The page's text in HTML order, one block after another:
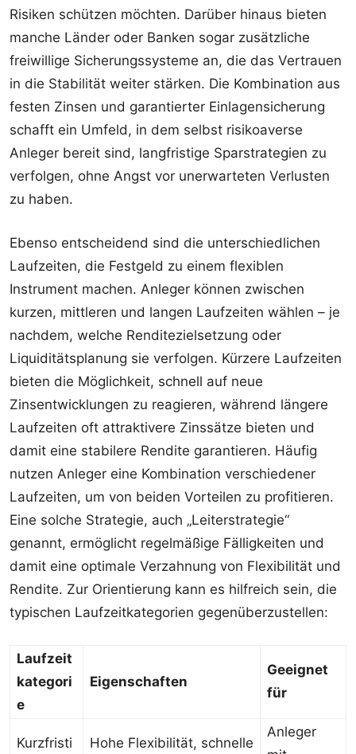
Risiken schützen möchten. Darüber hinaus bieten
manche Länder oder Banken sogar zusätzliche
freiwillige Sicherungssysteme an, die das Vertrauen
in die Stabilität weiter stärken. Die Kombination aus
festen Zinsen und garantierter Einlagensicherung
schafft ein Umfeld, in dem selbst risikoaverse
Anleger bereit sind, langfristige Sparstrategien zu
verfolgen, ohne Angst vor unerwarteten Verlusten
zu haben.
Ebenso entscheidend sind die unterschiedlichen
Laufzeiten, die Festgeld zu einem flexiblen
Instrument machen. Anleger können zwischen
kurzen, mittleren und langen Laufzeiten wählen – je
nachdem, welche Renditezielsetzung oder
Liquiditätsplanung sie verfolgen. Kürzere Laufzeiten
bieten die Möglichkeit, schnell auf neue
Zinsentwicklungen zu reagieren, während längere
Laufzeiten oft attraktivere Zinssätze bieten und
damit eine stabilere Rendite garantieren. Häufig
nutzen Anleger eine Kombination verschiedener
Laufzeiten, um von beiden Vorteilen zu profitieren.
Eine solche Strategie, auch „Leiterstrategie“
genannt, ermöglicht regelmäßige Fälligkeiten und
damit eine optimale Verzahnung von Flexibilität und
Rendite. Zur Orientierung kann es hilfreich sein, die
typischen Laufzeitkategorien gegenüberzustellen:
Laufzeit
kategori
e
Eigenschaften
Geeignet
für
Kurzfristi Hohe Flexibilität, schnelle
Anleger